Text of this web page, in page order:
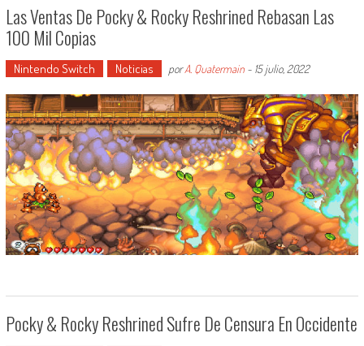
Las Ventas De Pocky & Rocky Reshrined Rebasan Las
100 Mil Copias
Nintendo Switch Noticias porA. Quatermain- 15 julio, 2022
Pocky & Rocky Reshrined Sufre De Censura En Occidente